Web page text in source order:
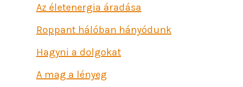
Az életenergia áradása
Roppant hálóban hányódunk
Hagyni a dolgokat
A mag a lényeg